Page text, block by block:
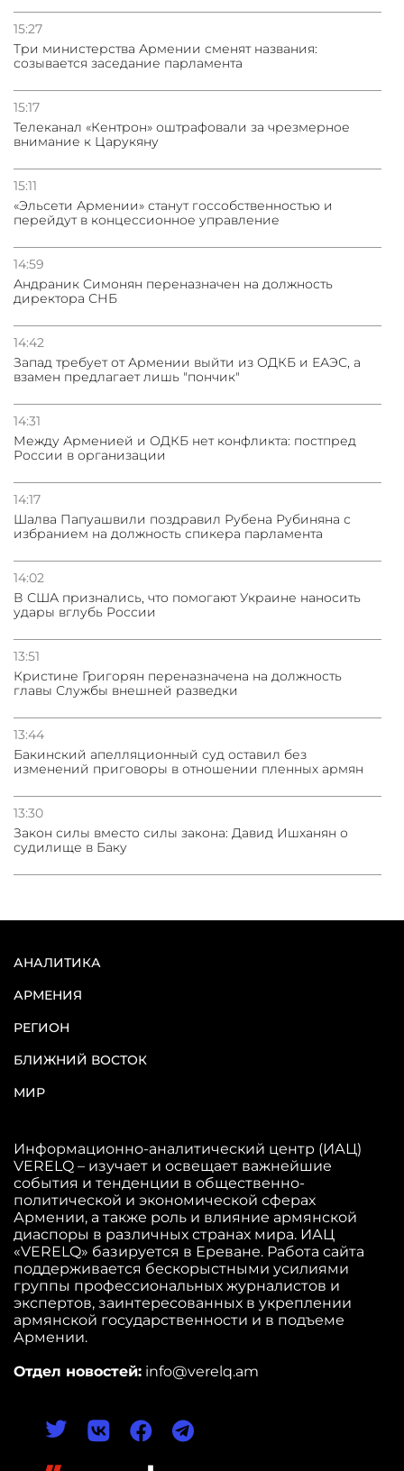
15:27
Три министерства Армении сменят названия:
созывается заседание парламента
15:17
Телеканал «Кентрон» оштрафовали за чрезмерное
внимание к Царукяну
15:11
«Эльсети Армении» станут госсобственностью и
перейдут в концессионное управление
14:59
Андраник Симонян переназначен на должность
директора СНБ
14:42
Запад требует от Армении выйти из ОДКБ и ЕАЭС, а
взамен предлагает лишь "пончик"
14:31
Между Арменией и ОДКБ нет конфликта: постпред
России в организации
14:17
Шалва Папуашвили поздравил Рубена Рубиняна с
избранием на должность спикера парламента
14:02
В США признались, что помогают Украине наносить
удары вглубь России
13:51
Кристине Григорян переназначена на должность
главы Службы внешней разведки
13:44
Бакинский апелляционный суд оставил без
изменений приговоры в отношении пленных армян
13:30
Закон силы вместо силы закона: Давид Ишханян о
судилище в Баку
АНАЛИТИКА
АРМЕНИЯ
РЕГИОН
БЛИЖНИЙ ВОСТОК
МИР
Информационно-аналитический центр (ИАЦ)
VERELQ – изучает и освещает важнейшие
события и тенденции в общественно-
политической и экономической сферах
Армении, а также роль и влияние армянской
диаспоры в различных странах мира. ИАЦ
«VERELQ» базируется в Ереване. Работа сайта
поддерживается бескорыстными усилиями
группы профессиональных журналистов и
экспертов, заинтересованных в укреплении
армянской государственности и в подъеме
Армении.
Отдел новостей: info@verelq.am